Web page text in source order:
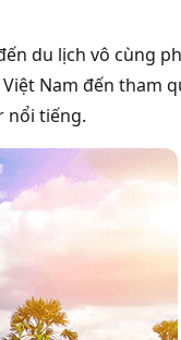
du lịch vô cùng
Nam đến tham
nổi tiếng.